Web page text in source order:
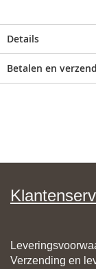
Details
Betalen en
Verzending en